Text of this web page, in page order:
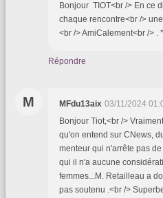
Bonjour TIOT<br /> En ce
chaque rencontre<br />
<br /> AmiCalement<br /> .
Répondre
M MFdu13aix 03/11/2024
Bonjour Tiot,<br />
qu'on entend sur CNews,
menteur qui n'arrête pas
qui il n'a aucune
femmes...M. Retailleau a
pas soutenu .<br />